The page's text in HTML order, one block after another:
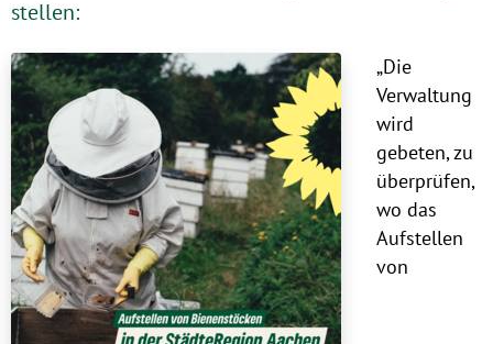
stellen:
„Die
Verwaltung
wird
gebeten, zu
überprüfen,
wo das
Aufstellen
von